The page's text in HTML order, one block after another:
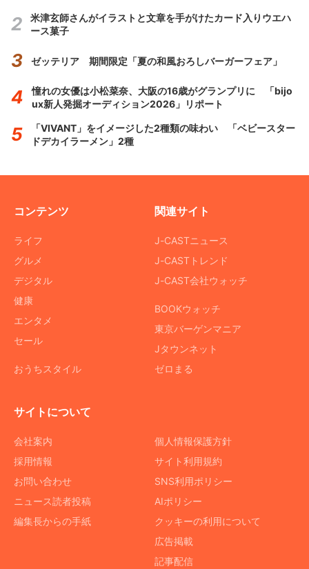
米津玄師さんがイラストと文章を手がけたカード入りウエハ
ース菓子
ゼッテリア 期間限定「夏の和風おろしバーガーフェア」
憧れの女優は小松菜奈、大阪の16歳がグランプリに 「bijo
ux新人発掘オーディション2026」リポート
「VIVANT」をイメージした2種類の味わい 「ベビースター
ドデカイラーメン」2種
コンテンツ
ライフ
グルメ
デジタル
健康
エンタメ
セール
おうちスタイル
関連サイト
J-CASTニュース
J-CASTトレンド
J-CAST会社ウォッチ
BOOKウォッチ
東京バーゲンマニア
Jタウンネット
ゼロまる
サイトについて
会社案内
採用情報
お問い合わせ
ニュース読者投稿
編集長からの手紙
個人情報保護方針
サイト利用規約
SNS利用ポリシー
AIポリシー
クッキーの利用について
広告掲載
記事配信